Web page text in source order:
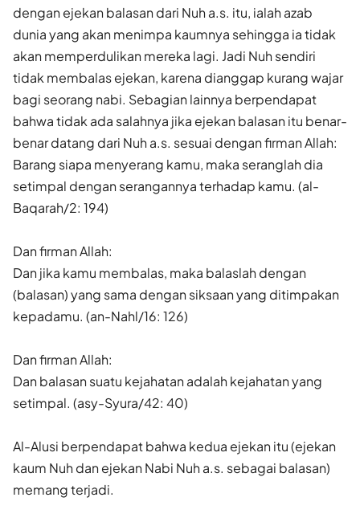
dengan ejekan balasan dari Nuh a.s. itu, ialah azab
dunia yang akan menimpa kaumnya sehingga ia tidak
akan memperdulikan mereka lagi. Jadi Nuh sendiri
tidak membalas ejekan, karena dianggap kurang wajar
bagi seorang nabi. Sebagian lainnya berpendapat
bahwa tidak ada salahnya jika ejekan balasan itu benar-
benar datang dari Nuh a.s. sesuai dengan firman Allah:
Barang siapa menyerang kamu, maka seranglah dia
setimpal dengan serangannya terhadap kamu. (al-
Baqarah/2: 194)
Dan firman Allah:
Dan jika kamu membalas, maka balaslah dengan
(balasan) yang sama dengan siksaan yang ditimpakan
kepadamu. (an-Nahl/16: 126)
Dan firman Allah:
Dan balasan suatu kejahatan adalah kejahatan yang
setimpal. (asy-Syura/42: 40)
Al-Alusi berpendapat bahwa kedua ejekan itu (ejekan
kaum Nuh dan ejekan Nabi Nuh a.s. sebagai balasan)
memang terjadi.